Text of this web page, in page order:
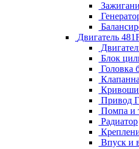
Двигатель
Блок
Головка
Привод
Помпа и
Радиатор
Впуск и